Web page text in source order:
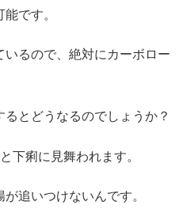
です。
るので、絶対にカーボロー
とどうなるのでしょうか？
下痢に見舞われます。
追いつけないんです。